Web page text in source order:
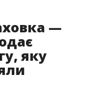
—
яку